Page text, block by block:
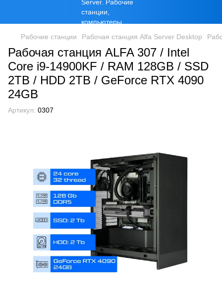
Рабочие станции Рабочая станция Alfa Server Desktop
Рабочая станция ALFA 307 / Intel
Core i9-14900KF / RAM 128GB / SSD
2TB / HDD 2TB / GeForce RTX 4090
24GB
Артикул: 0307